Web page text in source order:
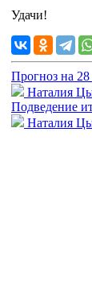
Удачи!
Прогноз на 28
Наталия
Подведение
Наталия